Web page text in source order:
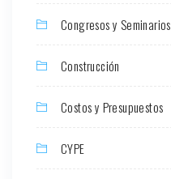
Congresos y Seminarios
Construcción
Costos y Presupuestos
CYPE